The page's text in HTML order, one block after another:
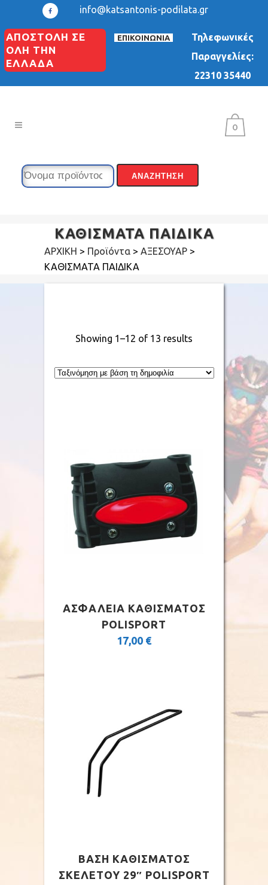
info@katsantonis-podilata.gr
ΑΠΟΣΤΟΛΗ ΣΕ
ΟΛΗ ΤΗΝ
ΕΛΛΑΔΑ
ΕΠΙΚΟΙΝΩΝΙΑ
Τηλεφωνικές
Παραγγελίες:
22310 35440
0
ΚΑΘΙΣΜΑΤΑ ΠΑΙΔΙΚΑ
ΑΡΧΙΚΗ > Προϊόντα > ΑΞΕΣΟΥΑΡ >
ΚΑΘΙΣΜΑΤΑ ΠΑΙΔΙΚΑ
Showing 1–12 of 13 results
ΑΣΦΑΛΕΙΑ ΚΑΘΙΣΜΑΤΟΣ
POLISPORT
17,00 €
ΒΑΣΗ ΚΑΘΙΣΜΑΤΟΣ
ΣΚΕΛΕΤΟΥ 29″ POLISPORT